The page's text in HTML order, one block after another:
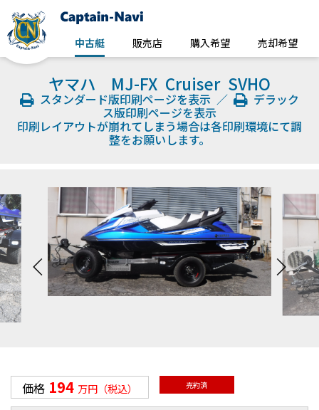
中古艇 販売店 購入希望 売却希望
ヤマハ MJ-FX Cruiser SVHO
スタンダード版印刷ページを表示 ／
デラック
ス版印刷ページを表示
印刷レイアウトが崩れてしまう場合は各印刷環境にて調
整をお願いします。
価格 194 万円（税込） 売約済